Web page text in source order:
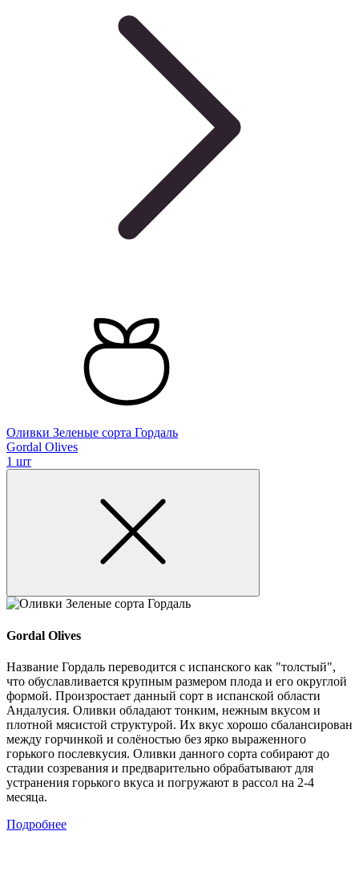
Оливки Зеленые сорта Гордаль
Gordal Olives
1 шт
Gordal Olives
Название Гордаль переводится с испанского как "толстый",
что обуславливается крупным размером плода и его округлой
формой. Произростает данный сорт в испанской области
Андалусия. Оливки обладают тонким, нежным вкусом и
плотной мясистой структурой. Их вкус хорошо сбалансирован
между горчинкой и солёностью без ярко выраженного
горького послевкусия. Оливки данного сорта собирают до
стадии созревания и предварительно обрабатывают для
устранения горького вкуса и погружают в рассол на 2-4
месяца.
Подробнее